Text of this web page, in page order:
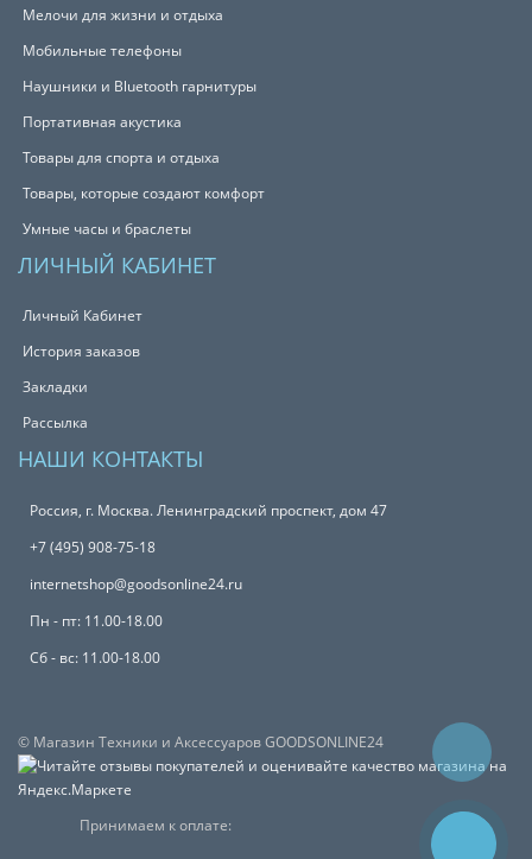
Мелочи для жизни и отдыха
Мобильные телефоны
Наушники и Bluetooth гарнитуры
Портативная акустика
Товары для спорта и отдыха
Товары, которые создают комфорт
Умные часы и браслеты
ЛИЧНЫЙ КАБИНЕТ
Личный Кабинет
История заказов
Закладки
Рассылка
НАШИ КОНТАКТЫ
Россия, г. Москва. Ленинградский проспект, дом 47
+7 (495) 908-75-18
internetshop@goodsonline24.ru
Пн - пт: 11.00-18.00
Сб - вс: 11.00-18.00
© Магазин Техники и Аксессуаров GOODSONLINE24
Принимаем к оплате: